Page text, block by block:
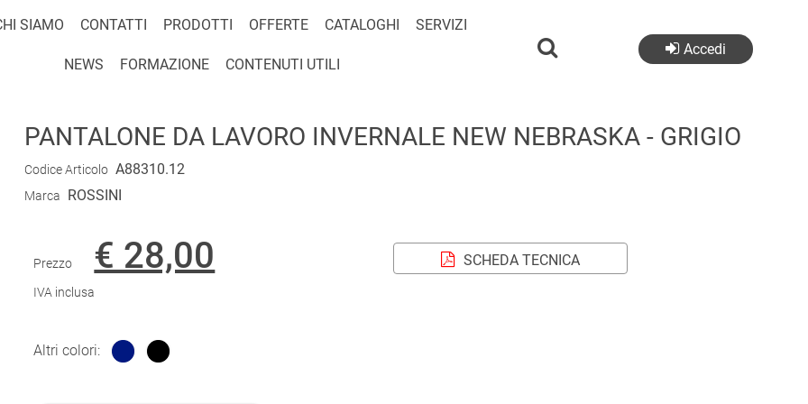
SIAMO CONTATTI PRODOTTI OFFERTE CATALOGHI SERVIZI
NEWS FORMAZIONE CONTENUTI UTILI
Accedi
PANTALONE DA LAVORO INVERNALE NEW NEBRASKA - GRIGIO
Codice Articolo A88310.12
Marca ROSSINI
Prezzo € 28,00
IVA inclusa
SCHEDA TECNICA
Altri colori: